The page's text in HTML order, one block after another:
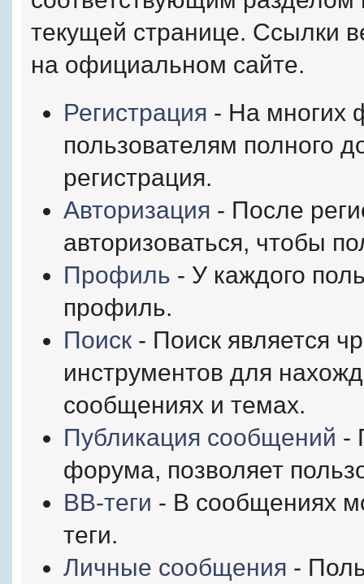
текущей странице. Ссылки
на официальном сайте.
Регистрация - На многих
пользователям полного
регистрация.
Авторизация - После
авторизоваться, чтобы
Профиль - У каждого
профиль.
Поиск - Поиск является
инструментов для
сообщениях и темах.
Публикация сообщений -
форума, позволяет
BB-теги - В сообщениях
теги.
Личные сообщения -